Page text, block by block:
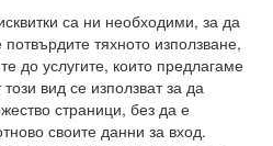
са ни необходими, за да
тяхното използване,
до услугите, които предлагаме
вид се използват за да
страници, без да е
своите данни за вход.